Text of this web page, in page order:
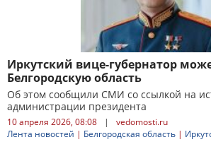
Иркутский вице-губернатор
Белгородскую область
Об этом сообщили СМИ со ссылкой на
администрации президента
10 апреля 2026, 08:08 |
vedomosti.ru
Лента новостей | Белгородская область |